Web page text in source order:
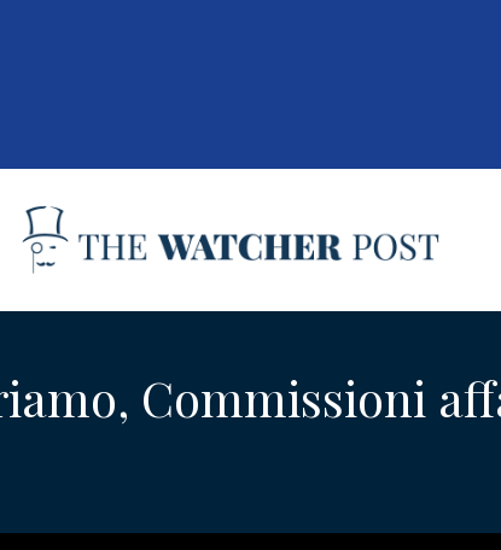
Commissioni